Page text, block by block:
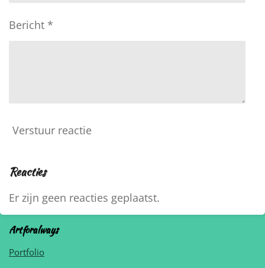
Bericht *
Verstuur reactie
Reacties
Er zijn geen reacties geplaatst.
Artforalways
Portfolio